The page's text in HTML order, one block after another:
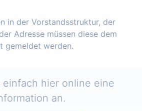
in der Vorstandsstruktur, der
Adresse müssen diese dem
gemeldet werden.
einfach hier online eine
an.